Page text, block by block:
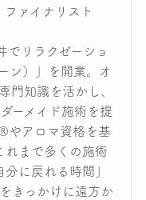
ァイナリスト
リラクゼーショ
ン）」を開業。オ
門知識を活かし、
ーメイド施術を提
やアロマ資格を基
れまで多くの施術
に戻れる時間」
きっかけに遠方か